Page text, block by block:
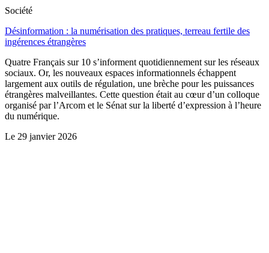
Société
Désinformation : la numérisation des pratiques, terreau fertile des
ingérences étrangères
Quatre Français sur 10 s’informent quotidiennement sur les réseaux
sociaux. Or, les nouveaux espaces informationnels échappent
largement aux outils de régulation, une brèche pour les puissances
étrangères malveillantes. Cette question était au cœur d’un colloque
organisé par l’Arcom et le Sénat sur la liberté d’expression à l’heure
du numérique.
Le 29 janvier 2026